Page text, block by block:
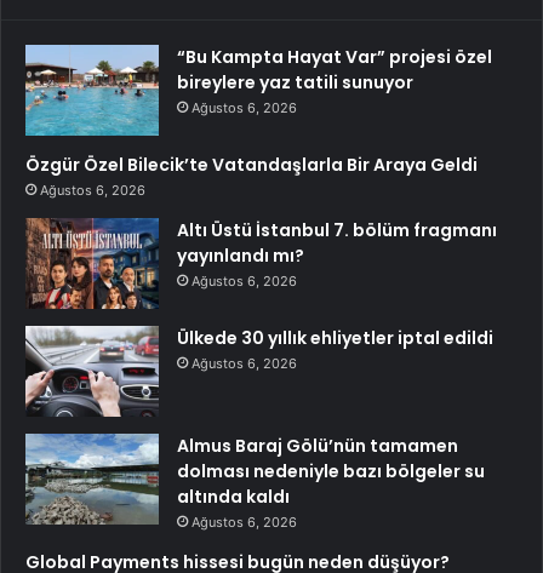
“Bu Kampta Hayat Var” projesi özel
bireylere yaz tatili sunuyor
Ağustos 6, 2026
Özgür Özel Bilecik’te Vatandaşlarla Bir Araya Geldi
Ağustos 6, 2026
Altı Üstü İstanbul 7. bölüm fragmanı
yayınlandı mı?
Ağustos 6, 2026
Ülkede 30 yıllık ehliyetler iptal edildi
Ağustos 6, 2026
Almus Baraj Gölü’nün tamamen
dolması nedeniyle bazı bölgeler su
altında kaldı
Ağustos 6, 2026
Global Payments hissesi bugün neden düşüyor?